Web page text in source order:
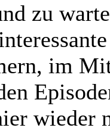
zu
im
wieder